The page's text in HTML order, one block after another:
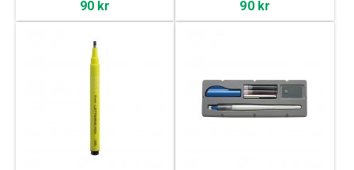
90 kr 90 kr